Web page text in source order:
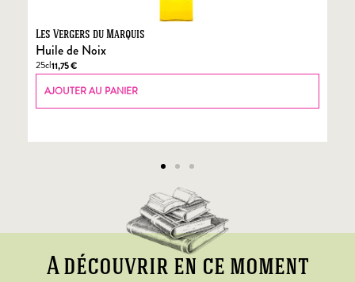
Les Vergers du Marquis
Huile de Noix
25cl11,75€
AJOUTER AU PANIER
A découvrir en ce moment